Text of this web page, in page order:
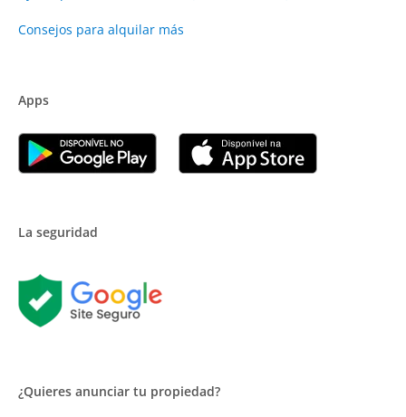
Consejos para alquilar más
Apps
La seguridad
¿Quieres anunciar tu propiedad?